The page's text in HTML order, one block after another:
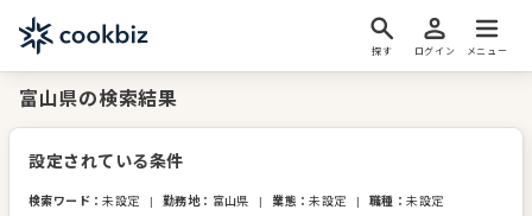
探す ログイン メニュー
富山県の検索結果
設定されている条件
検索ワード ：未設定 | 勤務地： 富山県 | 業態 ：未設定 | 職種 ：未設定